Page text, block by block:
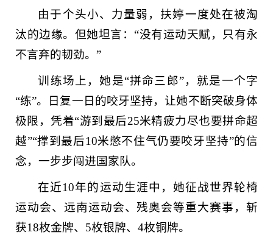
由于个头小、力量弱，扶婷一度处在被淘
汰的边缘。但她坦言：“没有运动天赋，只有永
不言弃的韧劲。”
训练场上，她是“拼命三郎”，就是一个字
“练”。日复一日的咬牙坚持，让她不断突破身体
极限，凭着“游到最后25米精疲力尽也要拼命超
越”“撑到最后10米憋不住气仍要咬牙坚持”的信
念，一步步闯进国家队。
在近10年的运动生涯中，她征战世界轮椅
运动会、远南运动会、残奥会等重大赛事，斩
获18枚金牌、5枚银牌、4枚铜牌。